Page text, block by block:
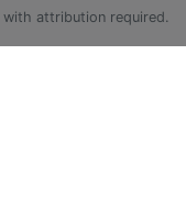
with attribution required.